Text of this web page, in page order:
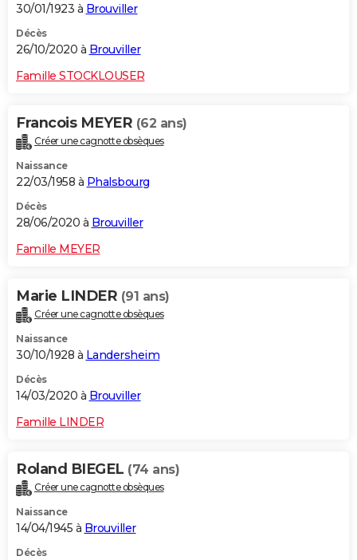
30/01/1923 à Brouviller
Décès
26/10/2020 à Brouviller
Famille STOCKLOUSER
Francois MEYER (62 ans)
Créer une cagnotte obsèques
Naissance
22/03/1958 à Phalsbourg
Décès
28/06/2020 à Brouviller
Famille MEYER
Marie LINDER (91 ans)
Créer une cagnotte obsèques
Naissance
30/10/1928 à Landersheim
Décès
14/03/2020 à Brouviller
Famille LINDER
Roland BIEGEL (74 ans)
Créer une cagnotte obsèques
Naissance
14/04/1945 à Brouviller
Décès